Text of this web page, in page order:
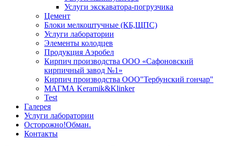
Услуги экскаватора-погрузчика
Цемент
Блоки мелкоштучные (КБ,ЩПС)
Услуги лаборатории
Элементы колодцев
Продукция Аэробел
Кирпич производства ООО «Сафоновский
кирпичный завод №1»
Кирпич производства ООО"Тербунский гончар"
МАГМА Keramik&Klinker
Test
Галерея
Услуги лаборатории
Осторожно!Обман.
Контакты